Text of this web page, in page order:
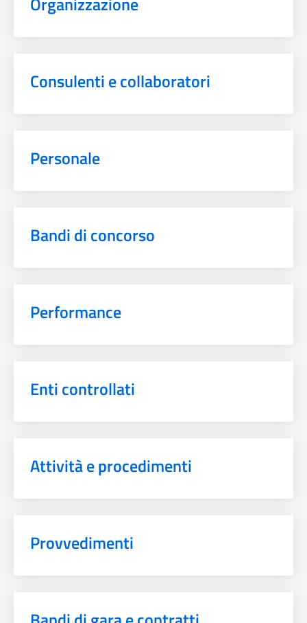
Consulenti e collaboratori
Personale
Bandi di concorso
Performance
Enti controllati
Attività e procedimenti
Provvedimenti